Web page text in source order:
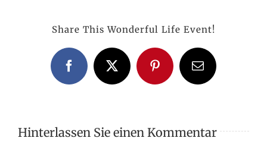
Share This Wonderful Life Event!
FacebookX PinterestE-
Mail
Hinterlassen Sie einen Kommentar